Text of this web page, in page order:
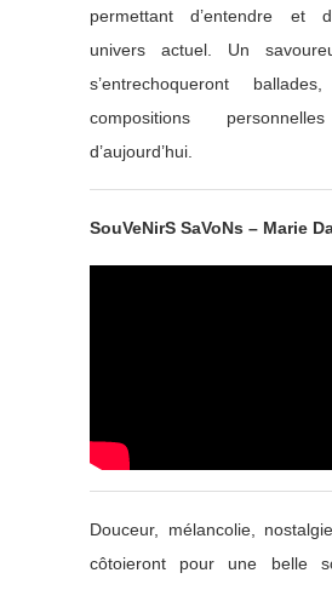
permettant d’entendre et
univers actuel. Un
s’entrechoqueront
compositions
d’aujourd’hui.
SouVeNirS SaVoNs – Marie
Douceur, mélancolie,
côtoieront pour une belle